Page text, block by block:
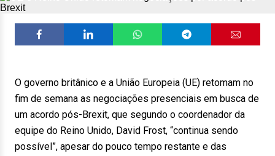
O governo britânico e a União Europeia (UE) retomam no
fim de semana as negociações presenciais em busca de
um acordo pós-Brexit, que segundo o coordenador da
equipe do Reino Unido, David Frost, “continua sendo
possível”, apesar do pouco tempo restante e das